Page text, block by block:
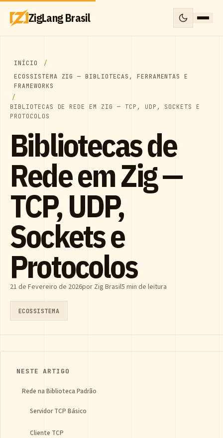
ZigLang Brasil
INÍCIO
ECOSSISTEMA ZIG — BIBLIOTECAS, FERRAMENTAS E
FRAMEWORKS
BIBLIOTECAS DE REDE EM ZIG — TCP, UDP, SOCKETS E
PROTOCOLOS
Bibliotecas de
Rede em Zig —
TCP, UDP,
Sockets e
Protocolos
21 de Fevereiro de 2026por Zig Brasil5 min de leitura
ECOSSISTEMA
NESTE ARTIGO
Rede na Biblioteca Padrão
Servidor TCP Básico
Cliente TCP